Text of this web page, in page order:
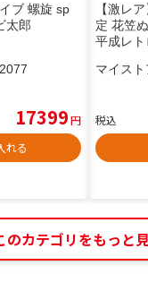
ブ 螺旋 sp
太郎
2077
17399円
れる
【激レ
定 花笠
平成レ
マイスト
税込
のカテゴリをもっと